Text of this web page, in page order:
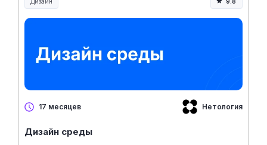
17 месяцев Нетология
Дизайн среды